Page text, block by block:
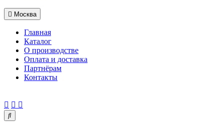
Москва
Главная
Каталог
О производстве
Оплата и доставка
Партнёрам
Контакты